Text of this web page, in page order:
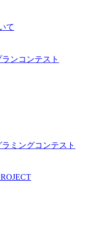
て
ンコンテスト
ミングコンテスト